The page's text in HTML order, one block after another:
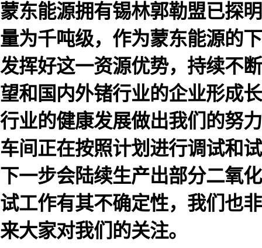
蒙东能源拥有锡林郭勒盟已探
量为千吨级，作为蒙东能源的
发挥好这一资源优势，持续不
望和国内外锗行业的企业形成
行业的健康发展做出我们的努
车间正在按照计划进行调试和
下一步会陆续生产出部分二氧
试工作有其不确定性，我们也
来大家对我们的关注。